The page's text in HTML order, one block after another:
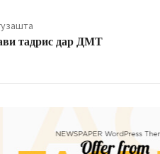
тадрис дар ДМТ